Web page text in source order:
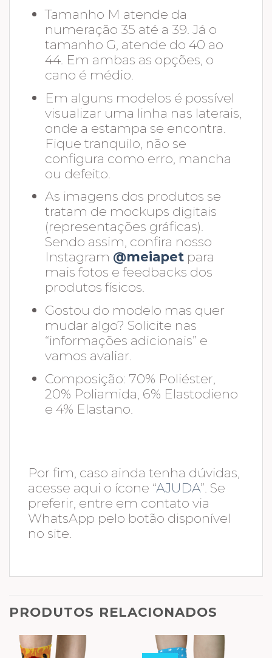
Tamanho M atende da
numeração 35 até a 39. Já o
tamanho G, atende do 40 ao
44. Em ambas as opções, o
cano é médio.
Em alguns modelos é possível
visualizar uma linha nas laterais,
onde a estampa se encontra.
Fique tranquilo, não se
configura como erro, mancha
ou defeito.
As imagens dos produtos se
tratam de mockups digitais
(representações gráficas).
Sendo assim, confira nosso
Instagram @meiapetpara
mais fotos e feedbacks dos
produtos físicos.
Gostou do modelo mas quer
mudar algo? Solicite nas
“informações adicionais” e
vamos avaliar.
Composição: 70% Poliéster,
20% Poliamida, 6% Elastodieno
e 4% Elastano.
Por fim, caso ainda tenha dúvidas,
acesse aqui o ícone “AJUDA”. Se
preferir, entre em contato via
WhatsApp pelo botão disponível
no site.
PRODUTOS RELACIONADOS